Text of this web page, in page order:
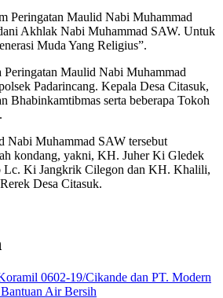
Peringatan Maulid Nabi Muhammad
Akhlak Nabi Muhammad SAW. Untuk
Muda Yang Religius”.
Peringatan Maulid Nabi Muhammad
Padarincang. Kepala Desa Citasuk,
Bhabinkamtibmas serta beberapa Tokoh
Nabi Muhammad SAW tersebut
kondang, yakni, KH. Juher Ki Gledek
Lc. Ki Jangkrik Cilegon dan KH. Khalili,
Desa Citasuk.
0602-19/Cikande dan PT. Modern
Air Bersih